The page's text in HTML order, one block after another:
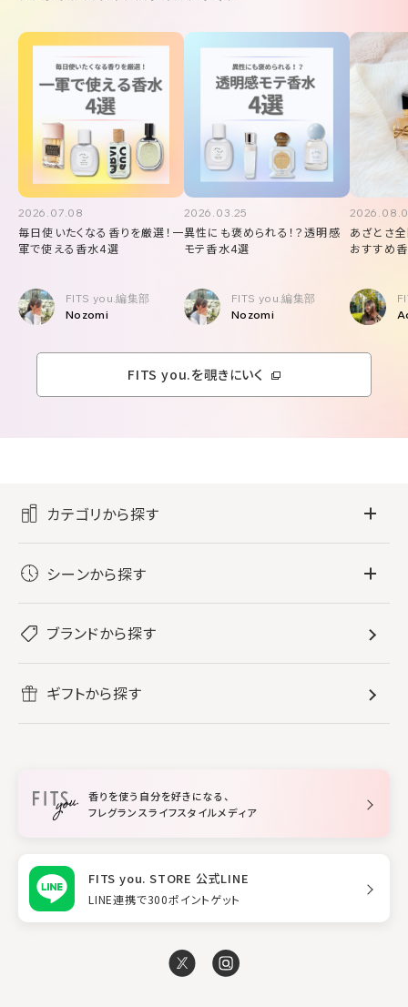
2026.07.08
毎日使いたくなる香りを厳選！一
軍で使える香水4選
FITS you.編集部
Nozomi
2026.03.25
異性にも褒められる！？透明感
モテ香水4選
FITS you.編集部
Nozomi
あざとさ
おすすめ
FITS you.を覗きにいく
カテゴリから探す
レディース香水
メンズ香水
ボディミスト・スプレー
バス・ボディケア
すべてのバス・ボディケア
ボディ・ハンドクリーム
入浴剤
ホームフレグランス
ルームフレグランス
スタイリング
シーンから探す
リフレッシュしたい
ブランドから探す
ギフトから探す
香りを使う自分を好きになる、
フレグランスライフスタイルメディア
FITS you. STORE 公式LINE
LINE連携で300ポイントゲット